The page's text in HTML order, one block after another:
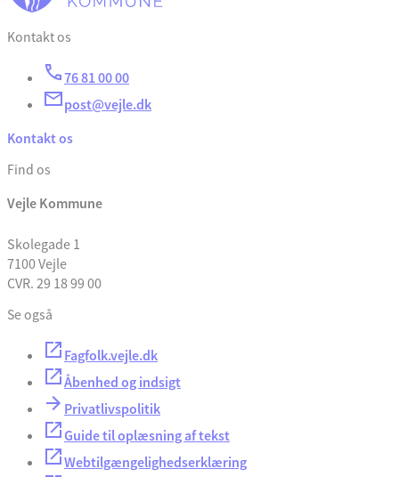
Kontakt os
76 81 00 00
post@vejle.dk
Kontakt os
Find os
Vejle Kommune
Skolegade 1
7100 Vejle
CVR. 29 18 99 00
Se også
Fagfolk.vejle.dk
Åbenhed og indsigt
Privatlivspolitik
Guide til oplæsning af tekst
Webtilgængelighedserklæring